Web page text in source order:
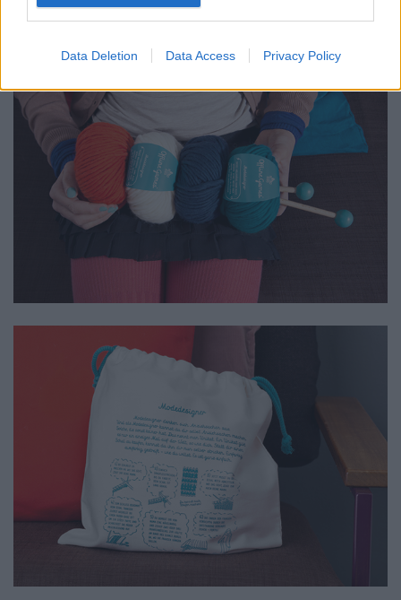
Data Deletion Data Access Privacy Policy